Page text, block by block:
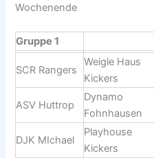
Wochenende
Gruppe 1
SCR Rangers
Weigle Haus
Kickers
ASV Huttrop
Dynamo
Fohnhausen
DJK MIchael
Playhouse
Kickers